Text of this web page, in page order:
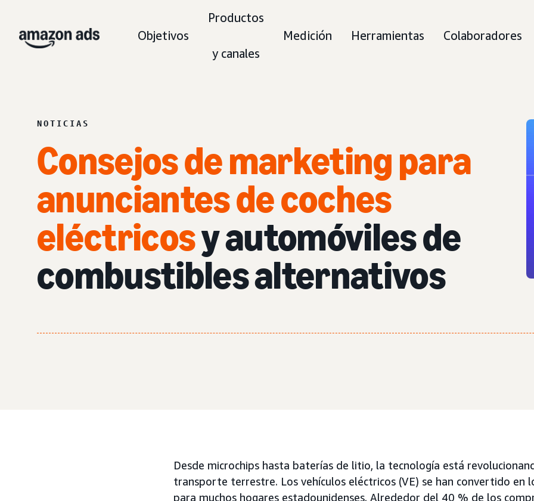
Objetivos
Productos
y canales
Medición Herramientas Colaboradores
NOTICIAS
Consejos de marketing para
anunciantes de coches
eléctricosy automóviles de
combustibles alternativos
Desde microchips hasta baterías de litio, la tecnología está
transporte terrestre. Los vehículos eléctricos (VE) se han convertido en
para muchos hogares estadounidenses. Alrededor del 40 % de los